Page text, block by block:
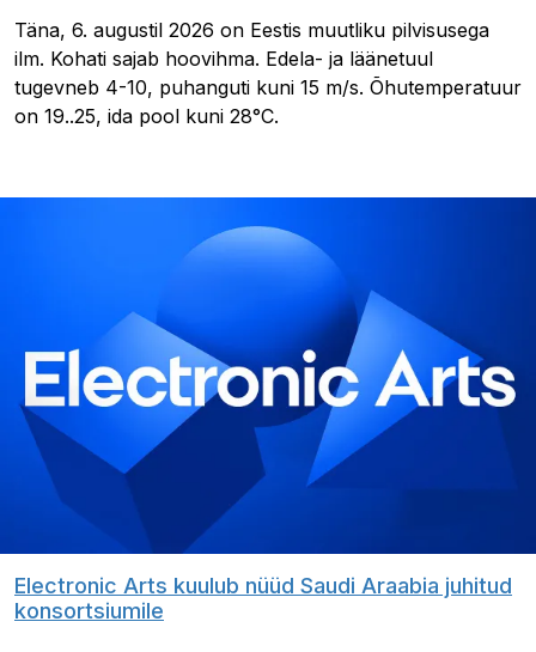
Täna, 6. augustil 2026 on Eestis muutliku pilvisusega
ilm. Kohati sajab hoovihma. Edela- ja läänetuul
tugevneb 4-10, puhanguti kuni 15 m/s. Õhutemperatuur
on 19..25, ida pool kuni 28°C.
Electronic Arts kuulub nüüd Saudi Araabia juhitud
konsortsiumile